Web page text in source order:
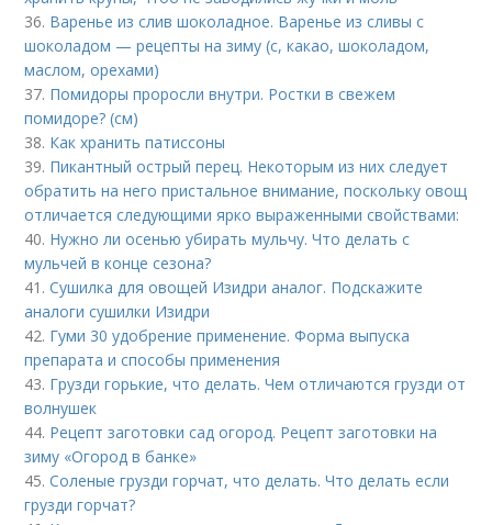
36. Варенье из слив шоколадное. Варенье из сливы с
шоколадом — рецепты на зиму (с, какао, шоколадом,
маслом, орехами)
37. Помидоры проросли внутри. Ростки в свежем
помидоре? (см)
38. Как хранить патиссоны
39. Пикантный острый перец. Некоторым из них следует
обратить на него пристальное внимание, поскольку овощ
отличается следующими ярко выраженными свойствами:
40. Нужно ли осенью убирать мульчу. Что делать с
мульчей в конце сезона?
41.Сушилка для овощей Изидри аналог. Подскажите
аналоги сушилки Изидри
42. Гуми 30 удобрение применение. Форма выпуска
препарата и способы применения
43. Грузди горькие, что делать. Чем отличаются грузди от
волнушек
44. Рецепт заготовки сад огород. Рецепт заготовки на
зиму «Огород в банке»
45.Соленые грузди горчат, что делать. Что делать если
грузди горчат?